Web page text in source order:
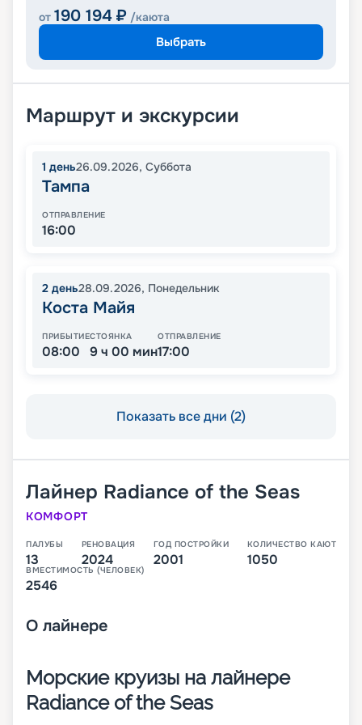
от 190 194 ₽ /каюта
Выбрать
Маршрут и экскурсии
1 день26.09.2026, Суббота
Тампа
ОТПРАВЛЕНИЕ
16:00
2 день28.09.2026, Понедельник
Коста Майя
ПРИБЫТИЕ
08:00
СТОЯНКА
9 ч 00 мин
ОТПРАВЛЕНИЕ
17:00
Показать все дни (2)
Лайнер Radiance of the Seas
КОМФОРТ
ПАЛУБЫ
13
РЕНОВАЦИЯ
2024
ГОД ПОСТРОЙКИ
2001
КОЛИЧЕСТВО КАЮТ
1050
ВМЕСТИМОСТЬ (ЧЕЛОВЕК)
2546
О лайнере
Морские круизы на лайнере
Radiance of the Seas